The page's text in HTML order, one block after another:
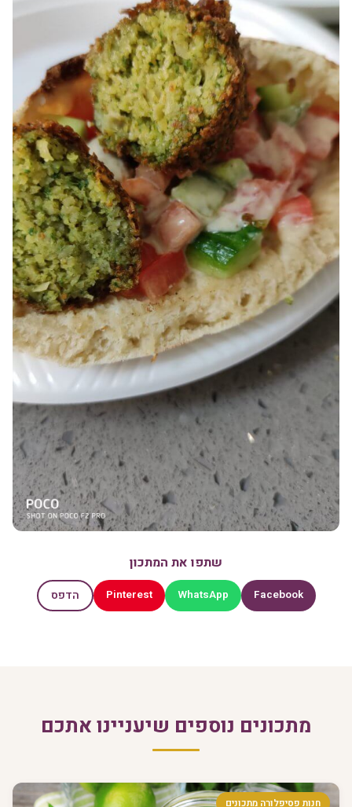
שתפו את המתכון
Facebook
WhatsApp
Pinterest הדפס
מתכונים נוספים שיעניינו אתכם
חנות פסיפלורה מתכונים